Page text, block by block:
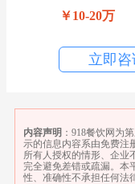
￥10-20万
立即咨
内容声明 ：918餐饮网为
示的信息内容系由免费注
所有人授权的情形、企业
完全避免差错或疏漏。本
性、准确性不承担任何法